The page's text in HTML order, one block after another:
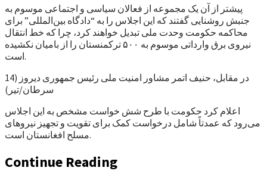
پیشتر از آن یک مجموعه از فعالان سیاسی و اجتماعی موسوم به
جنبش روشنایی گفتند که این اجلاس را به “دادگاه بین‌المللی” برای
محاکمه حکومت وحدت ملی تبدیل خواهند کرد، چرا که خط انتقال
نیروی برق وارداتی موسوم به ۵۰۰ ترکمنستان را از بامیان نکشیده
است.
در مقابل، حنیف اتمر مشاور امنیت ملی رئیس جمهوری دیروز (14
سرطان/تیر)
اعلام کرد حکومت با طرح شش خواست مشخص به این اجلاس
می‌رود که عمدتاً شامل درخواست کمک برای تقویت و تجهیز نیروهای
مسلح افغانستان است.
Continue Reading